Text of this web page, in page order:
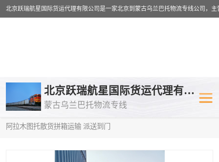
北京跃瑞航星国际货运代理有限公司
蒙古乌兰巴托物流专线
阿拉木图托散货拼箱运输 派送到门
乌兰巴托物流专线 乌兰巴托铁
乌兰巴托公路运输
中欧班列
蒙古乌兰巴托双清包税